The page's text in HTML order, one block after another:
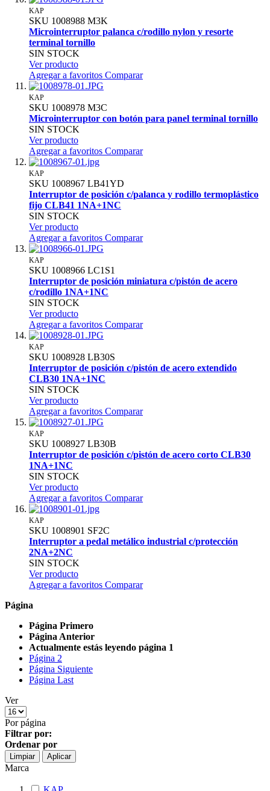
KAP
SKU 1008988 M3K
Microinterruptor palanca c/rodillo nylon y resorte
terminal tornillo
SIN STOCK
Ver producto
Agregar a favoritos Comparar
KAP
SKU 1008978 M3C
Microinterruptor con botón para panel terminal tornillo
SIN STOCK
Ver producto
Agregar a favoritos Comparar
KAP
SKU 1008967 LB41YD
Interruptor de posición c/palanca y rodillo termoplástico
fijo CLB41 1NA+1NC
SIN STOCK
Ver producto
Agregar a favoritos Comparar
KAP
SKU 1008966 LC1S1
Interruptor de posición miniatura c/pistón de acero
c/rodillo 1NA+1NC
SIN STOCK
Ver producto
Agregar a favoritos Comparar
KAP
SKU 1008928 LB30S
Interruptor de posición c/pistón de acero extendido
CLB30 1NA+1NC
SIN STOCK
Ver producto
Agregar a favoritos Comparar
KAP
SKU 1008927 LB30B
Interruptor de posición c/pistón de acero corto CLB30
1NA+1NC
SIN STOCK
Ver producto
Agregar a favoritos Comparar
KAP
SKU 1008901 SF2C
Interruptor a pedal metálico industrial c/protección
2NA+2NC
SIN STOCK
Ver producto
Agregar a favoritos Comparar
Página
Página Primero
Página Anterior
Actualmente estás leyendo página 1
Página 2
Página Siguiente
Página Last
Ver
Por página
Filtrar por:
Ordenar por
Limpiar Aplicar
Marca